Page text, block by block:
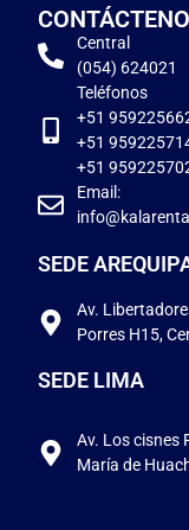
Central
(054) 624021
Teléfonos
+51
+51
+51
Email:
SEDE
Av.
Porres H15,
SEDE LIMA
Av. Los cisnes
María de